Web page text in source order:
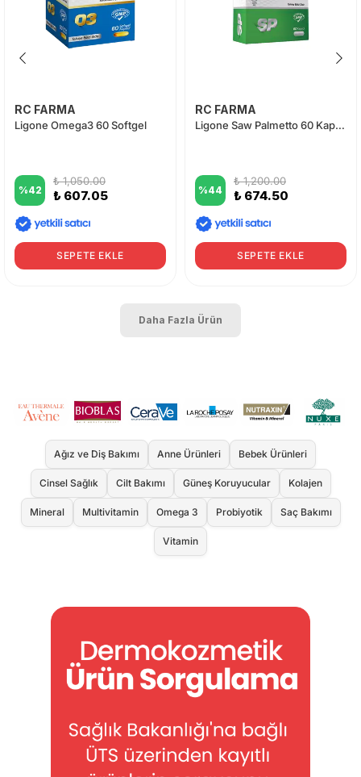
RC FARMA
Ligone Omega3 60 Softgel
%42
₺ 1,050.00
₺ 607.05
SEPETE EKLE
RC FARMA
Ligone Saw Palmetto 60 Kapsül
%44
₺ 1,200.00
₺ 674.50
SEPETE EKLE
Daha Fazla Ürün
Ağız ve Diş Bakımı Anne Ürünleri Bebek Ürünleri
Cinsel Sağlık Cilt Bakımı Güneş Koruyucular Kolajen
Mineral Multivitamin Omega 3 Probiyotik Saç Bakımı
Vitamin